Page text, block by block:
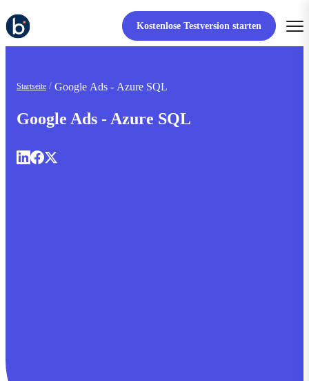
Kostenlose Testversion starten
Startseite Google Ads - Azure SQL
Google Ads - Azure SQL